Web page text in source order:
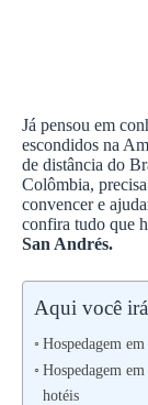
Já pensou em
escondidos na
de distância do
Colômbia,
convencer e
confira tudo que
San Andrés.
Aqui você
Hospedagem
Hospedagem
hotéis